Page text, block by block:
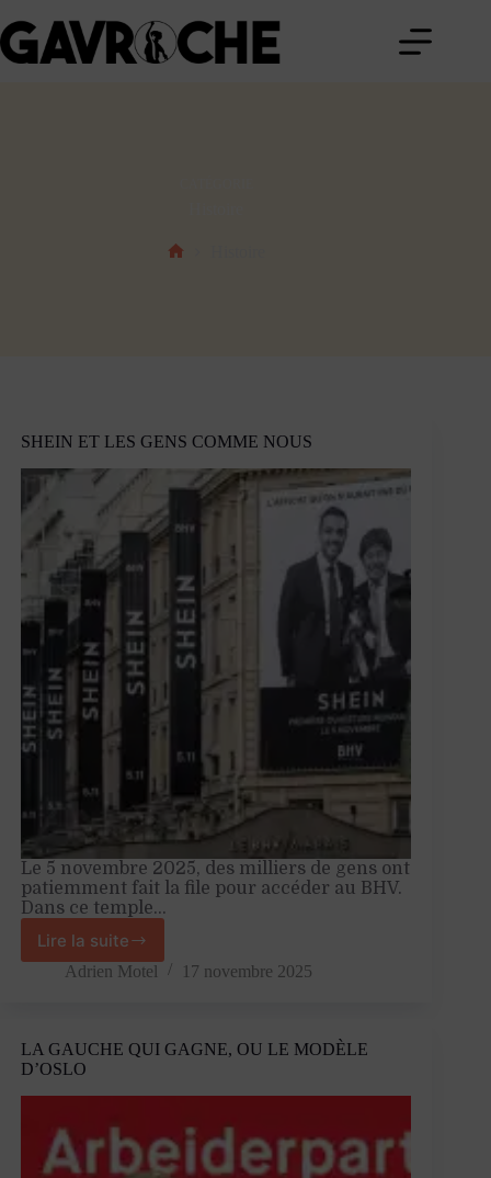
au
contenu
SHEIN ET LES GENS COMME NOUS
Le 5 novembre 2025, des milliers de gens ont
patiemment fait la file pour accéder au BHV.
Dans ce temple…
Lire la suite
Shein
et
nous
Adrien Motel 17 novembre 2025
LA GAUCHE QUI GAGNE, OU LE MODÈLE
D’OSLO